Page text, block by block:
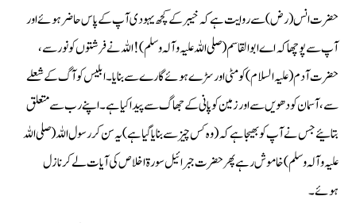
حضرت انس (رض) سے روایت ہے کہ خیبر کے کچھ یہودی آپ کے پاس حاضر ہوئے اور
آپ سے پوچھا کہ اے ابوالقاسم (صلی اللہ علیہ وآلہ وسلم) ! اللہ نے فرشتوں کو نور سے،
حضرت آدم (علیہ السلام) کو مٹی اور سڑے ہوئے گارے سے بنایا۔ ابلیس کو آگ کے شعلے
سے، آسمان کو دھویں سے اور زمین کو پانی کے جھاگ سے پیدا کیا ہے۔ اپنے رب سے متعلق
بتائیے جس نے آپ کو بھیجا ہے کہ (وہ کس چیز سے بنایا گیا ہے) یہ سن کر رسول اللہ (صلی اللہ
علیہ وآلہ وسلم) خاموش رہے پھر حضرت جبرائیل سورة اخلاص کی آیات لے کر نازل
ہوئے۔